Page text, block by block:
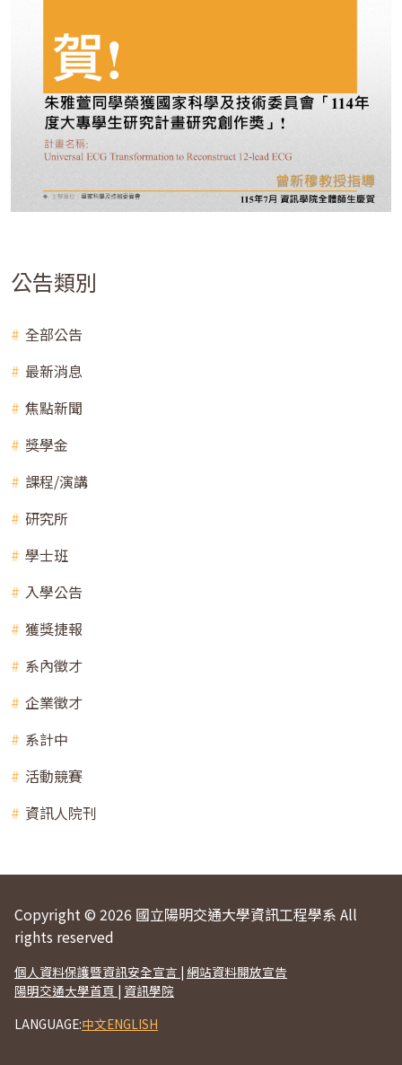
公告類別
全部公告
最新消息
焦點新聞
獎學金
課程/演講
研究所
學士班
入學公告
獲獎捷報
系內徵才
企業徵才
系計中
活動競賽
資訊人院刊
Copyright © 2026 國立陽明交通大學資訊工程學系 All
rights reserved
個人資料保護暨資訊安全宣言 | 網站資料開放宣告
陽明交通大學首頁 | 資訊學院
LANGUAGE:中文ENGLISH